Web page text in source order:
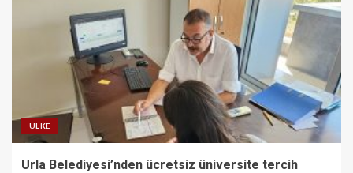
ÜLKE
Urla Belediyesi’nden ücretsiz üniversite tercih